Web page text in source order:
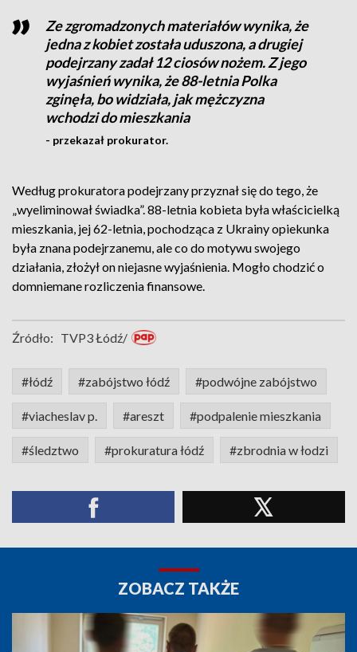
Ze zgromadzonych materiałów wynika, że
jedna z kobiet została uduszona, a drugiej
podejrzany zadał 12 ciosów nożem. Z jego
wyjaśnień wynika, że 88-letnia Polka
zginęła, bo widziała, jak mężczyzna
wchodzi do mieszkania
- przekazał prokurator.
Według prokuratora podejrzany przyznał się do tego, że
„wyeliminował świadka”. 88-letnia kobieta była właścicielką
mieszkania, jej 62-letnia, pochodząca z Ukrainy opiekunka
była znana podejrzanemu, ale co do motywu swojego
działania, złożył on niejasne wyjaśnienia. Mogło chodzić o
domniemane rozliczenia finansowe.
Źródło: TVP3 Łódź/
#łódź #zabójstwo łódź #podwójne zabójstwo
#viacheslav p. #areszt #podpalenie mieszkania
#śledztwo #prokuratura łódź #zbrodnia w łodzi
ZOBACZ TAKŻE